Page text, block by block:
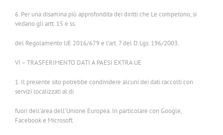
6. Per una disamina più approfondita dei diritti che Le competono, si
vedano gli artt. 15 e ss.
del Regolamento UE 2016/679 e l’art. 7 del D.Lgs. 196/2003.
VI – TRASFERIMENTO DATI A PAESI EXTRA UE
1. Il presente sito potrebbe condividere alcuni dei dati raccolti con
servizi localizzati al di
fuori dell’area dell’Unione Europea. In particolare con Google,
Facebook e Microsoft